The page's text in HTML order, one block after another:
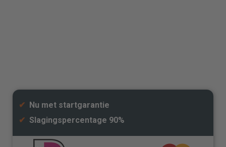
✔ Nu met startgarantie
✔ Slagingspercentage 90%